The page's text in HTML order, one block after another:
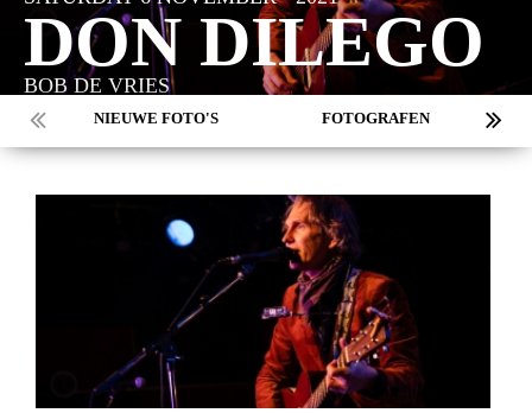
DON DILEGO
BOB DE VRIES
NIEUWE FOTO'S FOTOGRAFEN
MARC DE KROSSE
PEER
MISCHA VEENEMA
JEROEN DEKKER
BOB DE VRIES
RICHARD POSTMA
SASKIA LUDDEN
ANNA HIEP